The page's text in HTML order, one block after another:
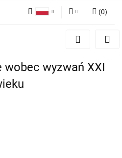
Zaloguj się
Dodaj zgłoszenie
(0)
wobec wyzwań XXI